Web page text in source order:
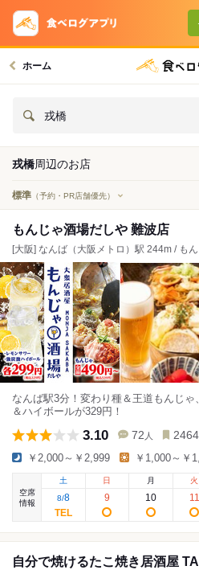
ホーム
戎橋
戎橋周辺のお店
標準 （予約・PR店舗優先）
もんじゃ酒場だしや 難波店
[大阪] なんば（大阪メトロ）駅 244m / も
なんば駅3分！変わり種＆王道もんじ
＆ハイボールが329円！
3.10 72 人 2464
￥2,000～￥2,999 ￥1,000～￥
空席
情報
土
8/8
日
9
月
10
火
11
自分で焼けるたこ焼き居酒屋